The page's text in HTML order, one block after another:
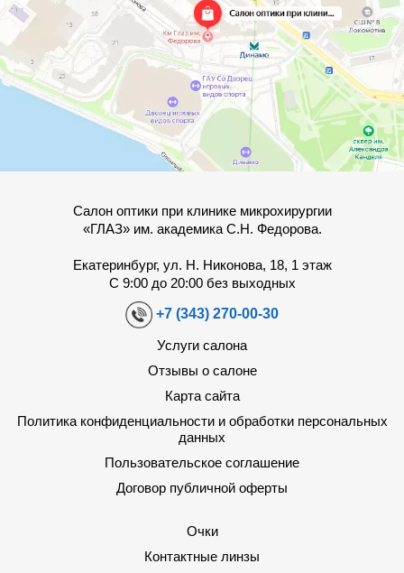
Салон оптики при клинике микрохирургии
«ГЛАЗ» им. академика С.Н. Федорова.
Екатеринбург, ул. Н. Никонова, 18, 1 этаж
С 9:00 до 20:00 без выходных
+7 (343) 270-00-30
Услуги салона
Отзывы о салоне
Карта сайта
Политика конфиденциальности и обработки персональных
данных
Пользовательское соглашение
Договор публичной оферты
Очки
Контактные линзы